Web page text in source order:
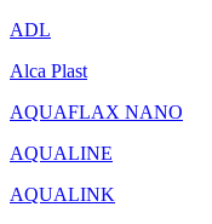
ADL
Alca Plast
AQUAFLAX NANO
AQUALINE
AQUALINK